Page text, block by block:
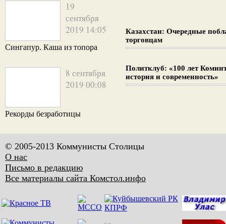
19
сентября
2019 14:05
Сингапур. Каша из топора
8 сентября
2019 00:08
Рекорды безработицы
Казахстан: Очередные
торговцам
Политклуб: «100 лет
история и современность»
© 2005-2013 Коммунисты Столицы
О нас
Письмо в редакцию
Все материалы сайта Комстол.инфо